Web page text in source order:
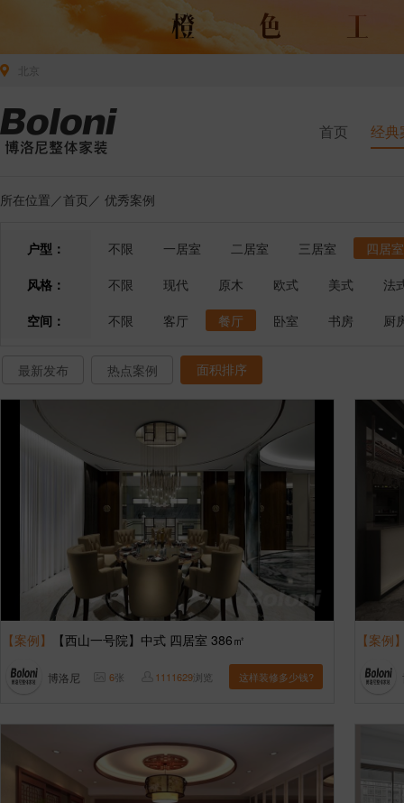
首页 经典
所在位置／首页 ／ 优秀案例
户型： 不限 一居室 二居室 三居室
四居室
风格：
不限 现代 原木 欧式 美式
法
空间：
不限 客厅 餐厅 卧室 书房 厨
最新发布 热点案例 面积排序
【案例】 【西山一号院】中式 四居室 386㎡
博洛尼 6张 1111629浏览 这样装修多少钱?
【案例